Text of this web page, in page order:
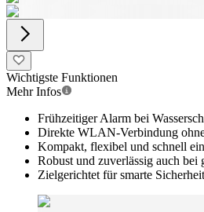
Wichtigste Funktionen
Mehr Infos
Frühzeitiger Alarm bei
Direkte WLAN-Verbindung
Kompakt, flexibel und schnell
Robust und zuverlässig auch bei
Zielgerichtet für smarte